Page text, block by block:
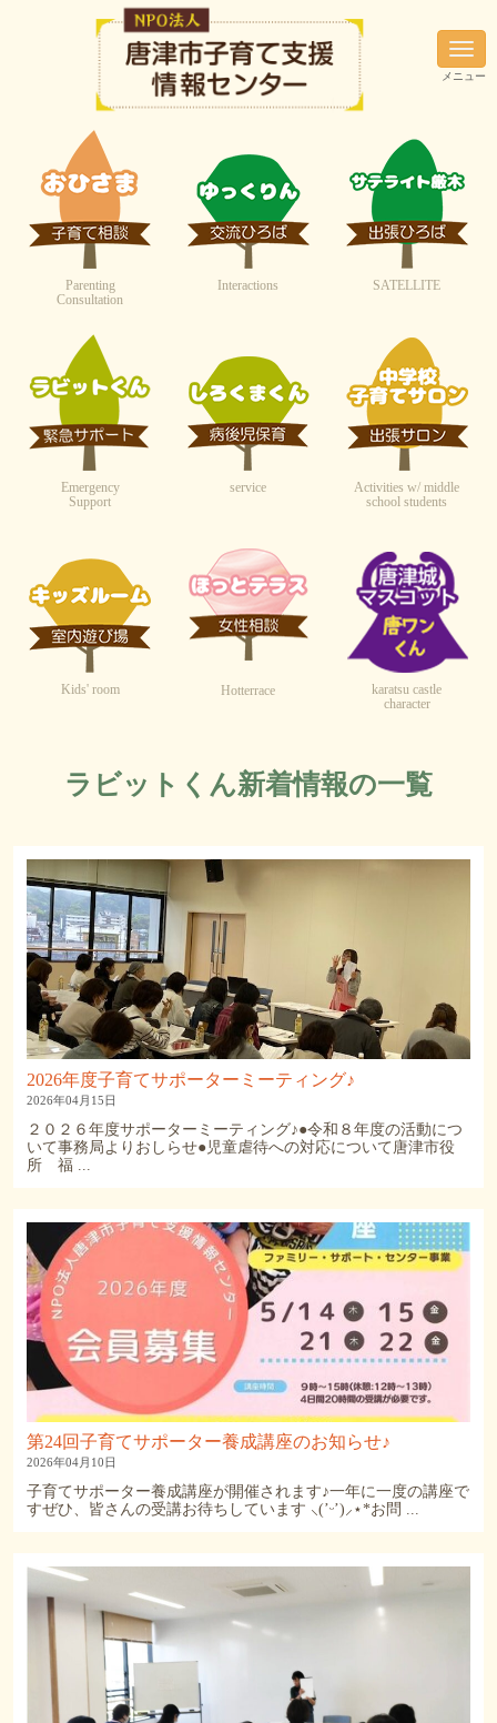
N
a
v
i
o
メニュー
Parenting
Consultation
Interactions SATELLITE
Emergency
Support
service
Activities w/ middle
school students
Kids' room Hotterrace
karatsu castle
character
ラビットくん新着情報の一覧
2026年度子育てサポーターミーティング♪
2026年04月15日
２０２６年度サポーターミーティング♪●令和８年度の活動につ
いて事務局よりおしらせ●児童虐待への対応について唐津市役
所 福 ...
第24回子育てサポーター養成講座のお知らせ♪
2026年04月10日
子育てサポーター養成講座が開催されます♪一年に一度の講座で
すぜひ、皆さんの受講お待ちしています ⸜(’ᵕ’)⸝⋆︎*お問 ...